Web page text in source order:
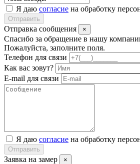
Я даю согласие на обработку
Отправить
Отправка сообщения ×
Спасибо за обращение в нашу
Пожалуйста, заполните поля.
Телефон для связи
Как вас зовут?
E-mail для связи
Я даю согласие на обработку
Отправить
Заявка на замер ×